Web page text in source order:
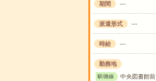
期間 ---
派遣形式 ---
時給 ---
勤務地
駅/路線 中央図書館前